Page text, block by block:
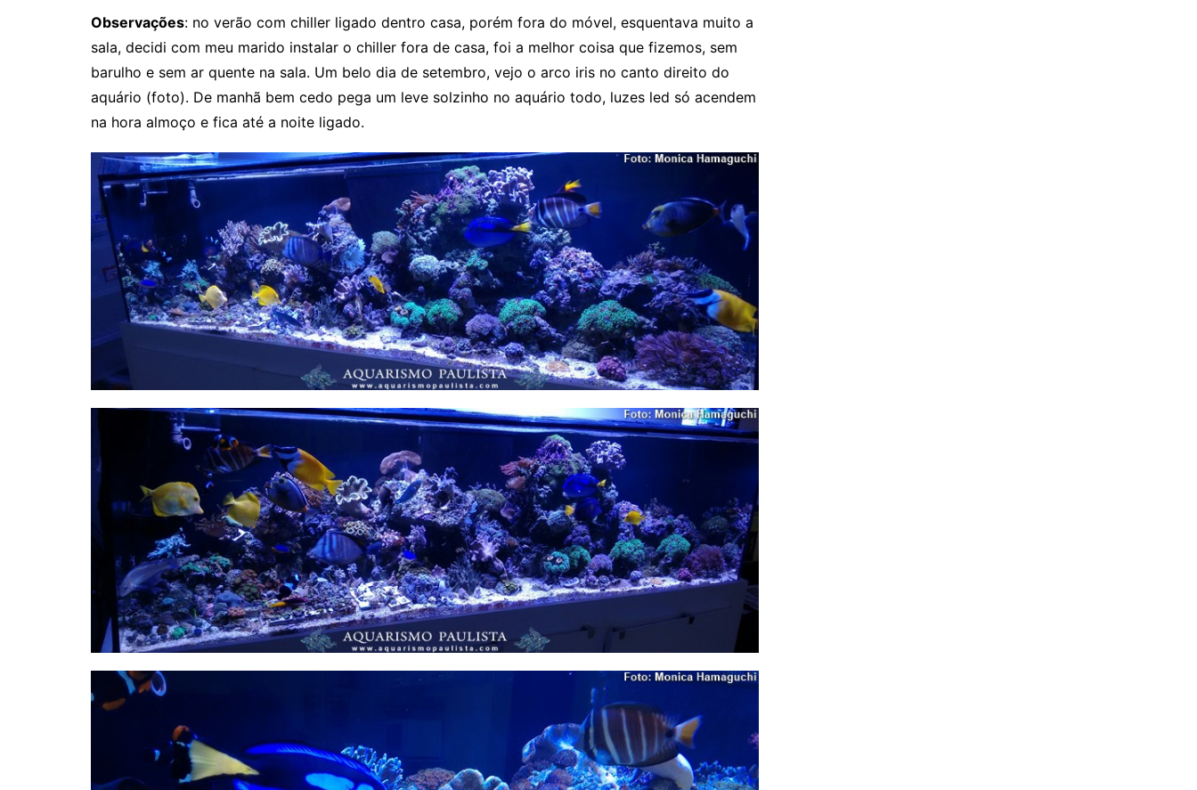
Observações: no verão com chiller ligado dentro casa, porém fora do móvel, esquentava muito a
sala, decidi com meu marido instalar o chiller fora de casa, foi a melhor coisa que fizemos, sem
barulho e sem ar quente na sala. Um belo dia de setembro, vejo o arco iris no canto direito do
aquário (foto). De manhã bem cedo pega um leve solzinho no aquário todo, luzes led só acendem
na hora almoço e fica até a noite ligado.